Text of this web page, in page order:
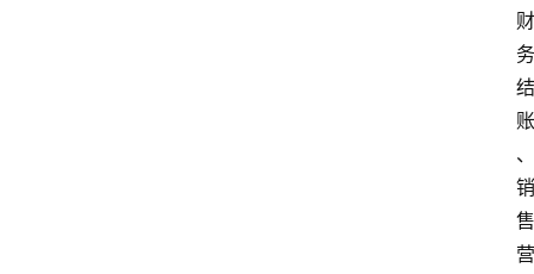
财
务
结
账
、
销
售
营